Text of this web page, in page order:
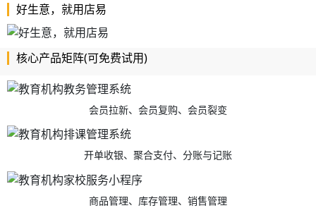
好生意，就用店易
核心产品矩阵(可免费试用)
会员拉新、会员复购、会员裂变
开单收银、聚合支付、分账与记账
商品管理、库存管理、销售管理